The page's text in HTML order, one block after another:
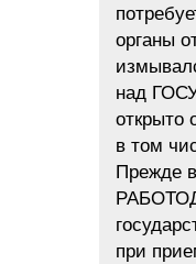
органы
над
открыто
в том
Прежде
при